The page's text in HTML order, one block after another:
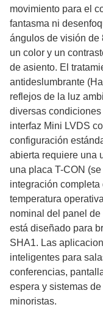
movimiento para el
fantasma ni
ángulos de visión de
un color y un
de asiento. El
antideslumbrante
reflejos de la luz
diversas
interfaz Mini LVDS
configuración
abierta requiere una
una placa T-CON
integración
temperatura
nominal del panel
está diseñado para
SHA1. Las
inteligentes para
conferencias,
espera y sistemas
minoristas.